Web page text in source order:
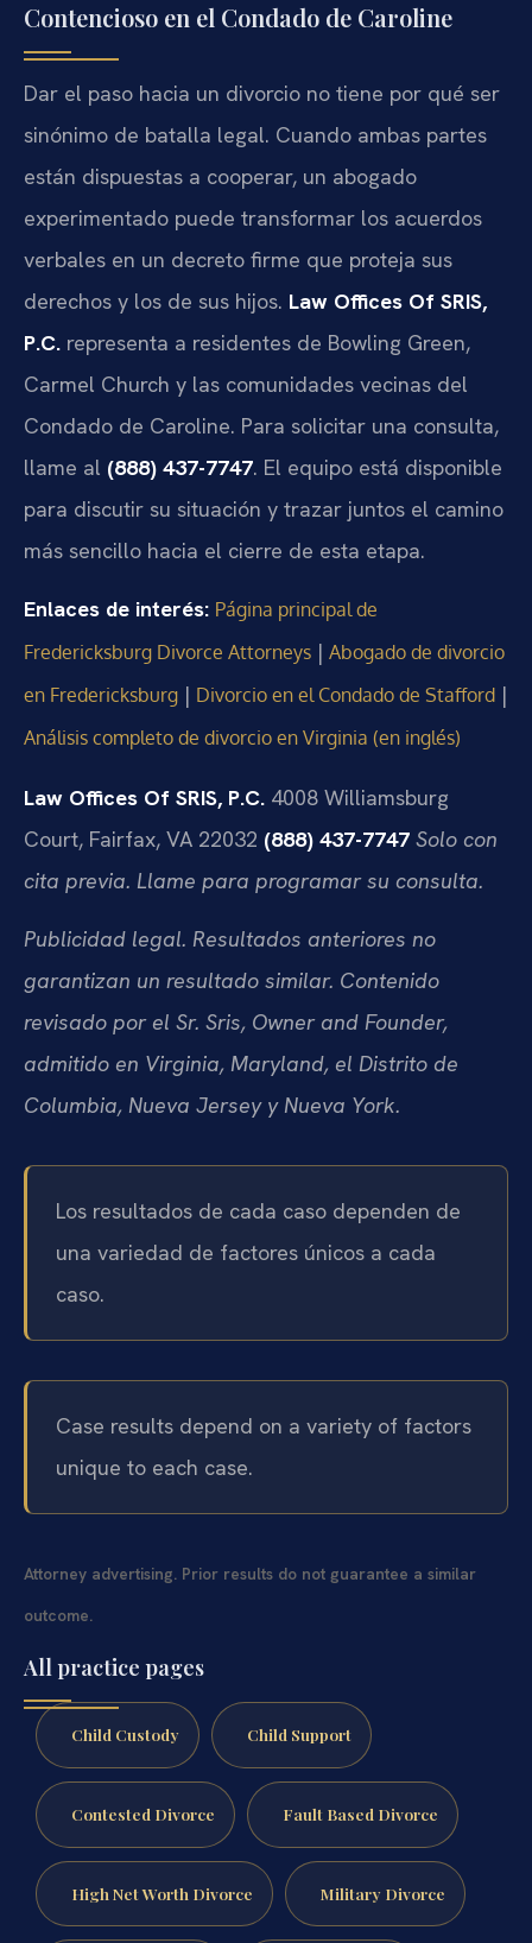
Contencioso en el Condado de Caroline
Dar el paso hacia un divorcio no tiene por qué ser
sinónimo de batalla legal. Cuando ambas partes
están dispuestas a cooperar, un abogado
experimentado puede transformar los acuerdos
verbales en un decreto firme que proteja sus
derechos y los de sus hijos. Law Offices Of SRIS,
P.C. representa a residentes de Bowling Green,
Carmel Church y las comunidades vecinas del
Condado de Caroline. Para solicitar una consulta,
llame al (888) 437-7747. El equipo está disponible
para discutir su situación y trazar juntos el camino
más sencillo hacia el cierre de esta etapa.
Enlaces de interés: Página principal de
Fredericksburg Divorce Attorneys | Abogado de divorcio
en Fredericksburg | Divorcio en el Condado de Stafford |
Análisis completo de divorcio en Virginia (en inglés)
Law Offices Of SRIS, P.C. 4008 Williamsburg
Court, Fairfax, VA 22032 (888) 437-7747 Solo con
cita previa. Llame para programar su consulta.
Publicidad legal. Resultados anteriores no
garantizan un resultado similar. Contenido
revisado por el Sr. Sris, Owner and Founder,
admitido en Virginia, Maryland, el Distrito de
Columbia, Nueva Jersey y Nueva York.
Los resultados de cada caso dependen de
una variedad de factores únicos a cada
caso.
Case results depend on a variety of factors
unique to each case.
Attorney advertising. Prior results do not guarantee a similar
outcome.
All practice pages
Child Custody Child Support
Contested Divorce Fault Based Divorce
High Net Worth Divorce Military Divorce